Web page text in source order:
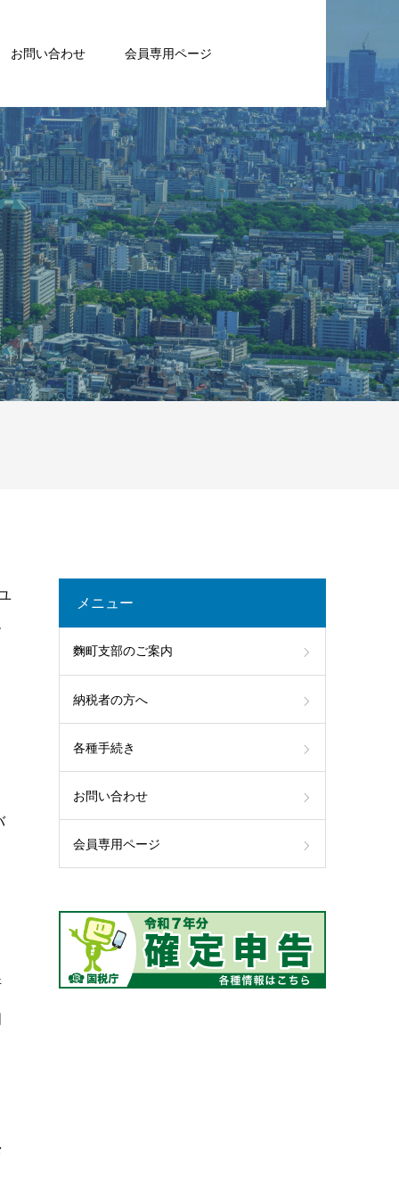
お問い合わせ 会員専用ページ
メニュー
麴町支部のご案内
納税者の方へ
各種手続き
お問い合わせ
会員専用ページ